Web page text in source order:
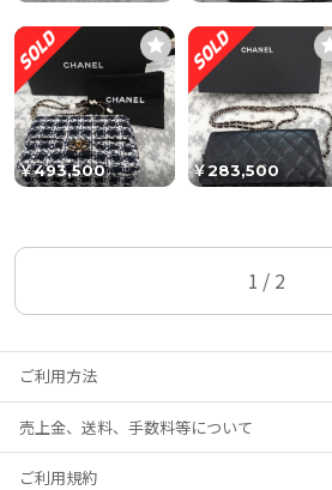
￥493,500 ￥283,500
1/2
ご利用方法
売上金、送料、手数料等について
ご利用規約